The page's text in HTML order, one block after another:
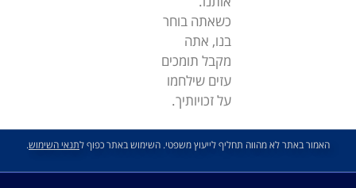
כשאתה בוחר
בנו, אתה
מקבל תומכים
עזים שילחמו
על זכויותיך.
האמור באתר לא מהווה תחליף לייעוץ משפטי. השימוש באתר כפוף לתנאי השימוש.